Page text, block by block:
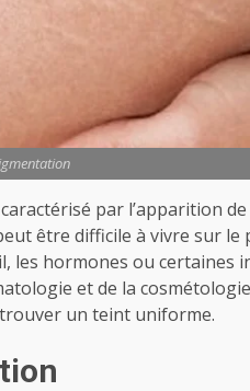
par l’apparition
être difficile à vivre sur
les hormones ou certaines
et de la
un teint uniforme.